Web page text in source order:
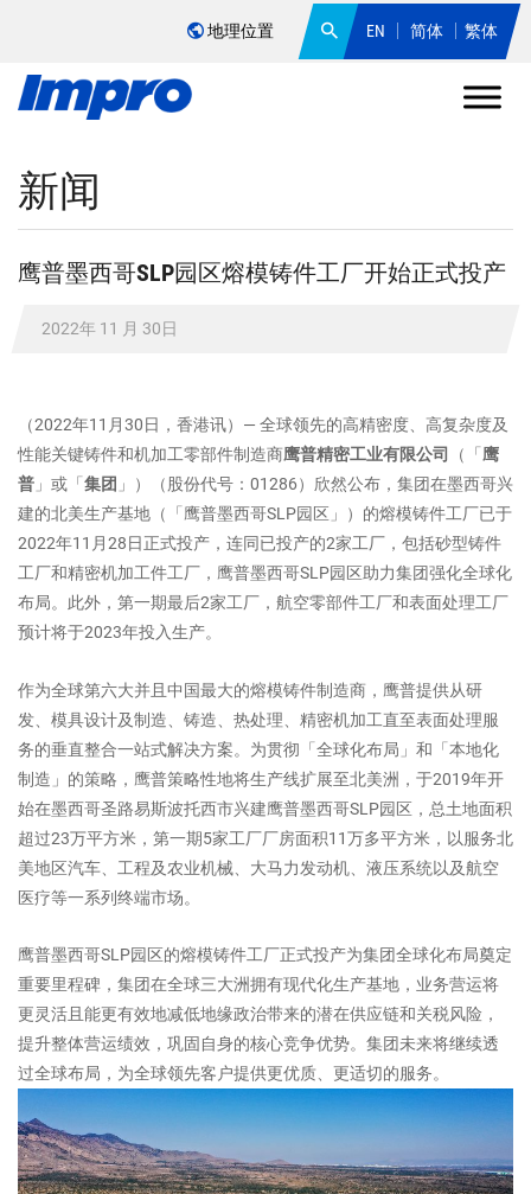
地理位置 EN 简体 繁体
新闻
鹰普墨西哥SLP园区熔模铸件工厂开始正式投产
2022年 11 月 30日
（2022年11月30日，香港讯）― 全球领先的高精密度、高复杂度及
性能关键铸件和机加工零部件制造商鹰普精密工业有限公司 （「 鹰
普 」或「 集团 」）（股份代号：01286）欣然公布，集团在墨西哥兴
建的北美生产基地（「鹰普墨西哥SLP园区」）的熔模铸件工厂已于
2022年11月28日正式投产，连同已投产的2家工厂，包括砂型铸件
工厂和精密机加工件工厂，鹰普墨西哥SLP园区助力集团强化全球化
布局。此外，第一期最后2家工厂，航空零部件工厂和表面处理工厂
预计将于2023年投入生产。
作为全球第六大并且中国最大的熔模铸件制造商，鹰普提供从研
发、模具设计及制造、铸造、热处理、精密机加工直至表面处理服
务的垂直整合一站式解决方案。为贯彻「全球化布局」和「本地化
制造」的策略，鹰普策略性地将生产线扩展至北美洲，于2019年开
始在墨西哥圣路易斯波托西市兴建鹰普墨西哥SLP园区，总土地面积
超过23万平方米，第一期5家工厂厂房面积11万多平方米，以服务北
美地区汽车、工程及农业机械、大马力发动机、液压系统以及航空
医疗等一系列终端市场。
鹰普墨西哥SLP园区的熔模铸件工厂正式投产为集团全球化布局奠定
重要里程碑，集团在全球三大洲拥有现代化生产基地，业务营运将
更灵活且能更有效地减低地缘政治带来的潜在供应链和关税风险，
提升整体营运绩效，巩固自身的核心竞争优势。集团未来将继续透
过全球布局，为全球领先客户提供更优质、更适切的服务。